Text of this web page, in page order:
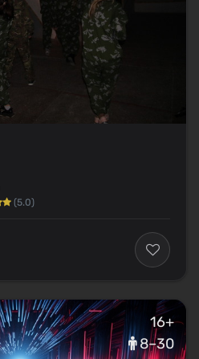
(5.0)
16+
8–30